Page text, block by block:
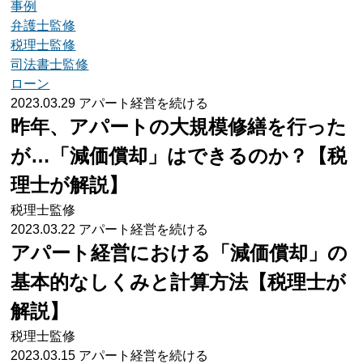
事例
弁護士監修
税理士監修
司法書士監修
ローン
2023.03.29 アパート経営を続ける
昨年、アパートの大規模修繕を行った
が…「減価償却」はできるのか？【税
理士が解説】
税理士監修
2023.03.22 アパート経営を続ける
アパート経営における「減価償却」の
基本的なしくみと計算方法【税理士が
解説】
税理士監修
2023.03.15 アパート経営を続ける